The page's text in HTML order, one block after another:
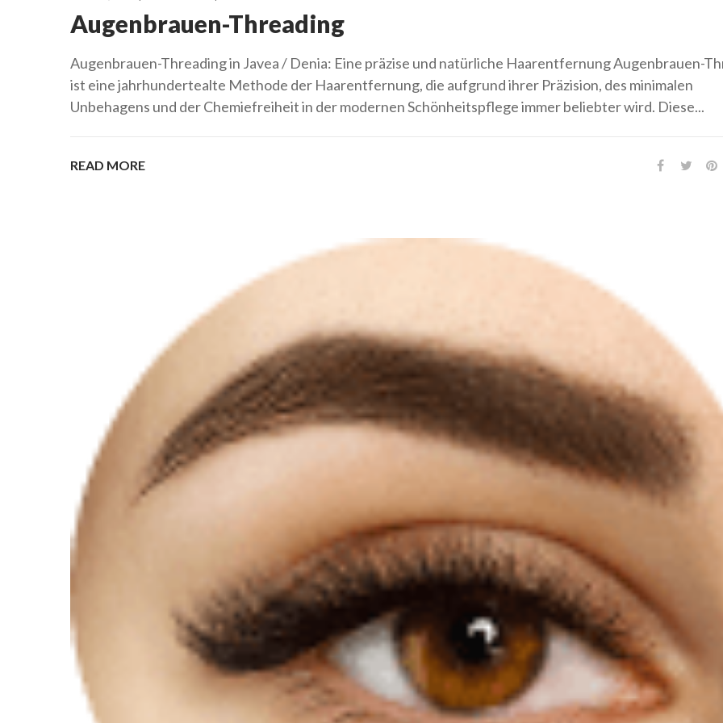
Augenbrauen-Threading
Augenbrauen-Threading in Javea / Denia: Eine präzise und natürliche Haarentfernung Augenbrauen-
ist eine jahrhundertealte Methode der Haarentfernung, die aufgrund ihrer Präzision, des minimalen
Unbehagens und der Chemiefreiheit in der modernen Schönheitspflege immer beliebter wird. Diese...
READ MORE